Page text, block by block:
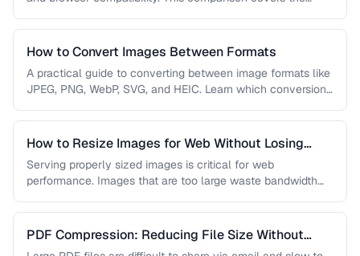
How to Convert Images Between Formats
A practical guide to converting between image formats like
JPEG, PNG, WebP, SVG, and HEIC. Learn which conversions
How to Resize Images for Web Without Losing
Quality
Serving properly sized images is critical for web
performance. Images that are too large waste bandwidth
PDF Compression: Reducing File Size Without